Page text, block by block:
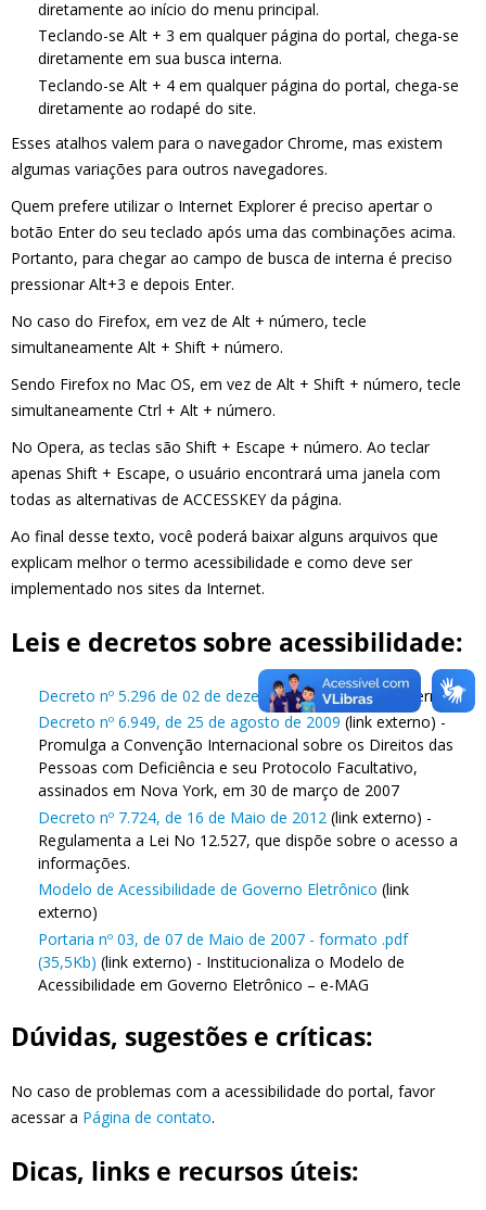
diretamente ao início do menu principal.
Teclando-se Alt + 3 em qualquer página do portal, chega-se
diretamente em sua busca interna.
Teclando-se Alt + 4 em qualquer página do portal, chega-se
diretamente ao rodapé do site.
Esses atalhos valem para o navegador Chrome, mas existem
algumas variações para outros navegadores.
Quem prefere utilizar o Internet Explorer é preciso apertar o
botão Enter do seu teclado após uma das combinações acima.
Portanto, para chegar ao campo de busca de interna é preciso
pressionar Alt+3 e depois Enter.
No caso do Firefox, em vez de Alt + número, tecle
simultaneamente Alt + Shift + número.
Sendo Firefox no Mac OS, em vez de Alt + Shift + número, tecle
simultaneamente Ctrl + Alt + número.
No Opera, as teclas são Shift + Escape + número. Ao teclar
apenas Shift + Escape, o usuário encontrará uma janela com
todas as alternativas de ACCESSKEY da página.
Ao final desse texto, você poderá baixar alguns arquivos que
explicam melhor o termo acessibilidade e como deve ser
implementado nos sites da Internet.
Leis e decretos sobre acessibilidade:
Decreto nº 5.296 de 02 de dezembro de 2004(link externo)
Decreto nº 6.949, de 25 de agosto de 2009 (link externo) -
Promulga a Convenção Internacional sobre os Direitos das
Pessoas com Deficiência e seu Protocolo Facultativo,
assinados em Nova York, em 30 de março de 2007
Decreto nº 7.724, de 16 de Maio de 2012 (link externo) -
Regulamenta a Lei No 12.527, que dispõe sobre o acesso a
informações.
Modelo de Acessibilidade de Governo Eletrônico (link
externo)
Portaria nº 03, de 07 de Maio de 2007 - formato .pdf
(35,5Kb) (link externo) - Institucionaliza o Modelo de
Acessibilidade em Governo Eletrônico – e-MAG
Dúvidas, sugestões e críticas:
No caso de problemas com a acessibilidade do portal, favor
acessar a Página de contato.
Dicas, links e recursos úteis: